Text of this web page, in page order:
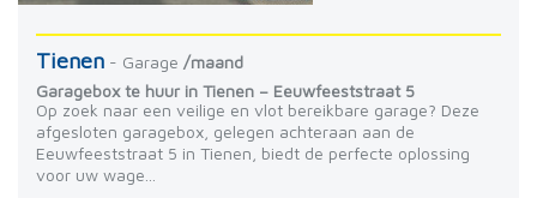
Tienen - Garage /maand
Garagebox te huur in Tienen – Eeuwfeeststraat 5
Op zoek naar een veilige en vlot bereikbare garage? Deze
afgesloten garagebox, gelegen achteraan aan de
Eeuwfeeststraat 5 in Tienen, biedt de perfecte oplossing
voor uw wage...